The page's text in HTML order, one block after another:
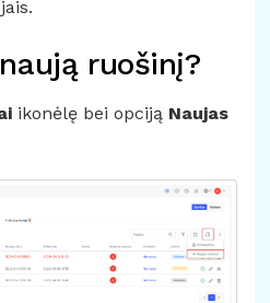
ruošinį?
ikonėlę bei opciją Naujas